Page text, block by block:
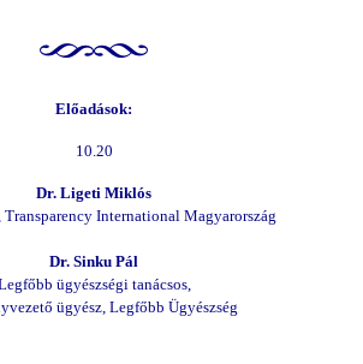
Előadások:
10.20
Dr. Ligeti Miklós
International Magyarország
Dr. Sinku Pál
ügyészségi tanácsos,
ügyész, Legfőbb Ügyészség